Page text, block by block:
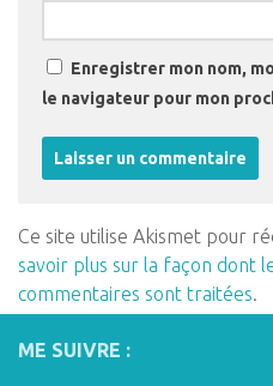
Enregistrer mon nom,
le navigateur pour mon
Ce site utilise Akismet pour
savoir plus sur la façon dont
commentaires sont traitées.
ME SUIVRE :